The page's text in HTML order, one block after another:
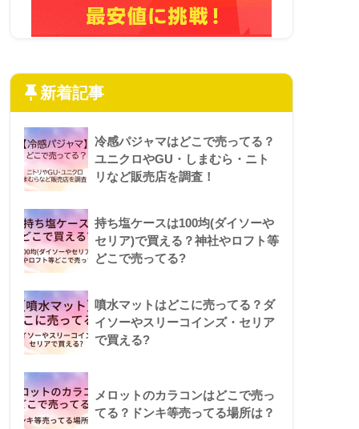
新着記事
冷感パジャマはどこで売ってる？
ユニクロやGU・しまむら・ニト
リなど販売店を調査！
持ち塩ケースは100均(ダイソーや
セリア)で買える？神社やロフト等
どこで売ってる?
噴水マットはどこに売ってる？ダ
イソーやスリーコインズ・セリア
で買える?
メロットのカラコンはどこで売っ
てる？ドンキ等売ってる場所は？